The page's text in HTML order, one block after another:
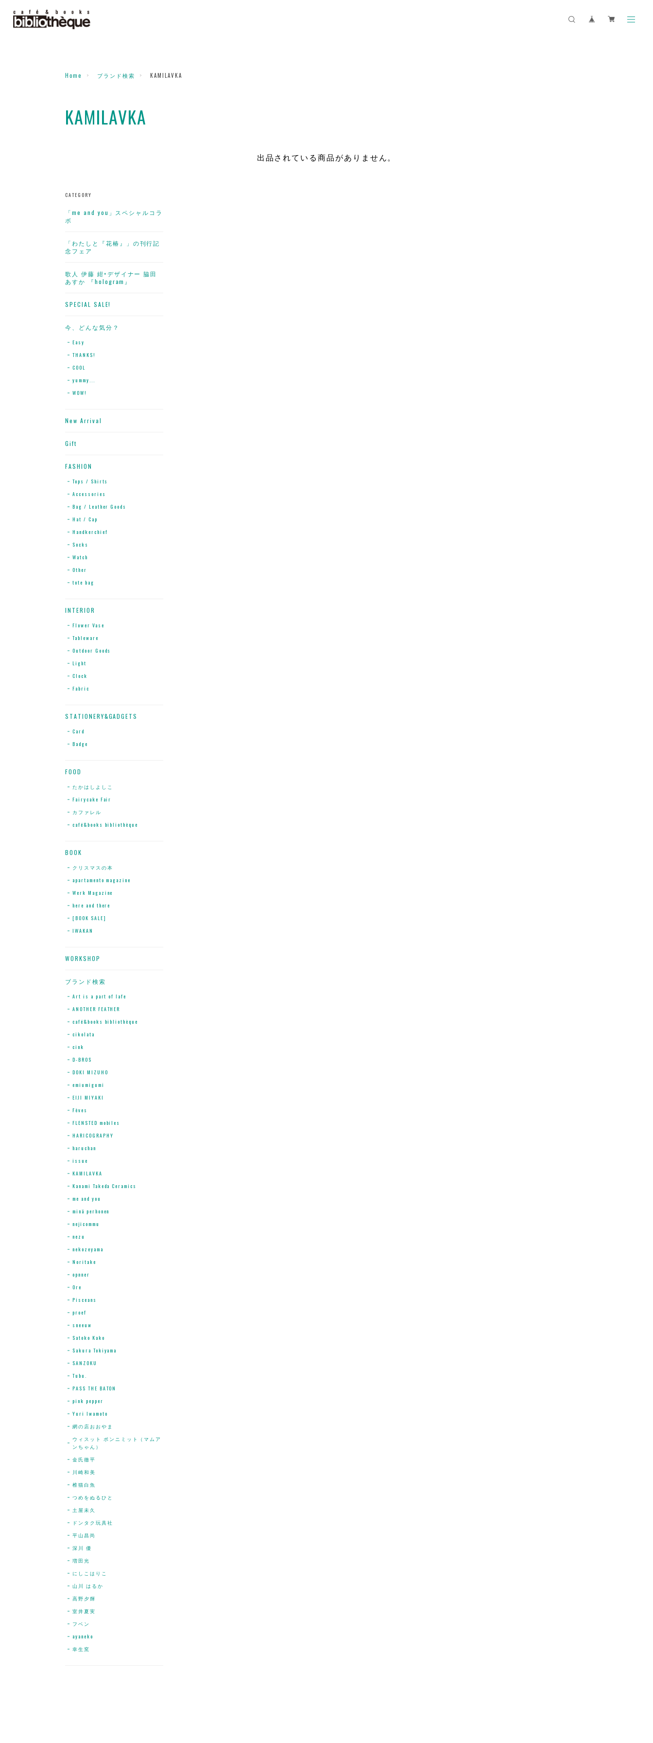
Home ブランド検索 KAMILAVKA
KAMILAVKA
出品されている商品がありません。
CATEGORY
「me and you」スペシャルコラ
ボ
「わたしと『花椿』」の刊行記
念フェア
歌人 伊藤 紺×デザイナー 脇田
あすか 『hologram』
SPECIAL SALE!
今、どんな気分？
Easy
THANKS!
COOL
yummy...
WOW!
New Arrival
Gift
FASHION
Tops / Shirts
Accessories
Bag / Leather Goods
Hat / Cap
Handkerchief
Socks
Watch
Other
tote bag
INTERIOR
Flower Vase
Tableware
Outdoor Goods
Light
Clock
Fabric
STATIONERY&GADGETS
Card
Badge
FOOD
たかはしよしこ
Fairycake Fair
カファレル
café&books bibliothèque
BOOK
クリスマスの本
apartamento magazine
Werk Magazine
here and there
[BOOK SALE]
IWAKAN
WORKSHOP
ブランド検索
Art is a part of lafe
ANOTHER FEATHER
café&books bibliothèque
cikolata
cink
D-BROS
DOKI MIZUHO
emiumigumi
EIJI MIYAKI
Fèves
FLENSTED mobiles
HARICOGRAPHY
haruchan
issue
KAMILAVKA
Kanami Takeda Ceramics
me and you
minä perhonen
nejicommu
nezu
nekozeyama
Noritake
opnner
Ore
Pisceans
proef
sneeuw
Satoko Kako
Sakura Tokiyama
SANZOKU
Tubu.
PASS THE BATON
pink pepper
Yuri Iwamoto
網の店おおやま
ウィスット ポンニミット（マムア
ンちゃん）
金氏徹平
川崎和美
椎猫白魚
つめをぬるひと
土屋未久
ドンタク玩具社
平山昌尚
深川 優
増田光
にしこはりこ
山川 はるか
高野夕輝
室井夏実
フベン
ayaneko
幸生窯